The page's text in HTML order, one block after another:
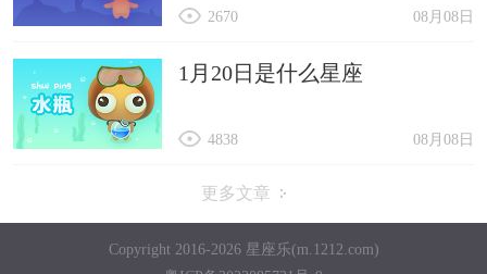
08月08日
2670
1月20日是什么星座
08月08日
4838
更多文章
Copyright 2016-2026 星座乐(m.1212.com)